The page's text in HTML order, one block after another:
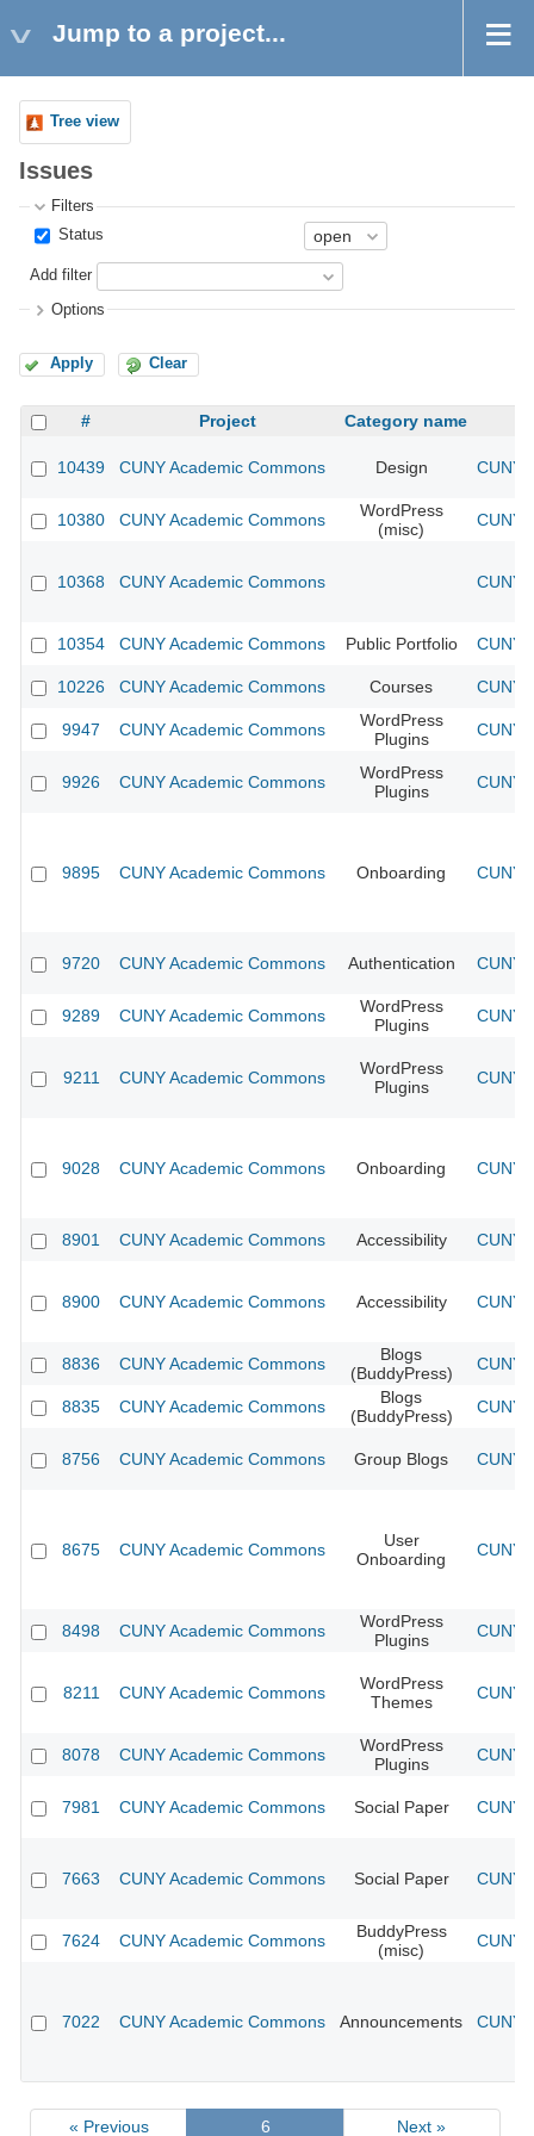
Jump to a project...
Tree view
Issues
Filters
Status
Add filter
Options
Apply Clear
# Project Category name
10439 CUNY Academic Commons Design CUNY
10380 CUNY Academic Commons
WordPress
(misc)
CUNY
10368 CUNY Academic Commons CUNY
10354 CUNY Academic Commons Public Portfolio CUNY
10226 CUNY Academic Commons Courses CUNY
9947 CUNY Academic Commons
WordPress
Plugins
CUNY
9926 CUNY Academic Commons
WordPress
Plugins
CUNY
9895 CUNY Academic Commons Onboarding CUNY
9720 CUNY Academic Commons Authentication CUNY
9289 CUNY Academic Commons
WordPress
Plugins
CUNY
9211 CUNY Academic Commons
WordPress
Plugins
CUNY
9028 CUNY Academic Commons Onboarding CUNY
8901 CUNY Academic Commons Accessibility CUNY
8900 CUNY Academic Commons Accessibility CUNY
8836 CUNY Academic Commons
Blogs
(BuddyPress)
CUNY
8835 CUNY Academic Commons
Blogs
(BuddyPress)
CUNY
8756 CUNY Academic Commons Group Blogs CUNY
8675 CUNY Academic Commons
User
Onboarding
CUNY
8498 CUNY Academic Commons
WordPress
Plugins
CUNY
8211 CUNY Academic Commons
WordPress
Themes
CUNY
8078 CUNY Academic Commons
WordPress
Plugins
CUNY
7981 CUNY Academic Commons Social Paper CUNY
7663 CUNY Academic Commons Social Paper CUNY
7624 CUNY Academic Commons
BuddyPress
(misc)
CUNY
7022 CUNY Academic Commons Announcements CUNY
« Previous 6 Next »